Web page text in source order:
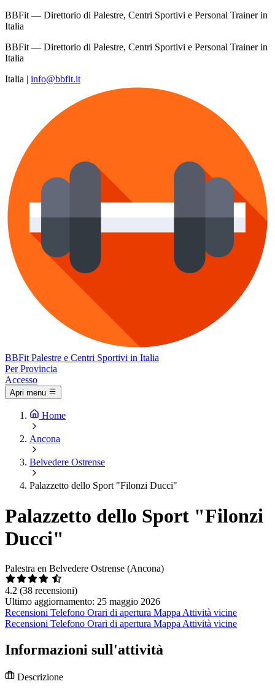
BBFit — Direttorio di Palestre, Centri Sportivi e Personal Trainer in
Italia
BBFit — Direttorio di Palestre, Centri Sportivi e Personal Trainer in
Italia
Italia | info@bbfit.it
BBFit Palestre e Centri Sportivi in Italia
Per Provincia
Accesso
Apri menu
Home
Ancona
Belvedere Ostrense
Palazzetto dello Sport "Filonzi Ducci"
Palazzetto dello Sport "Filonzi
Ducci"
Palestra en Belvedere Ostrense (Ancona)
4.2 (38 recensioni)
Ultimo aggiornamento: 25 maggio 2026
Recensioni Telefono Orari di apertura Mappa Attività vicine
Recensioni Telefono Orari di apertura Mappa Attività vicine
Informazioni sull'attività
Descrizione